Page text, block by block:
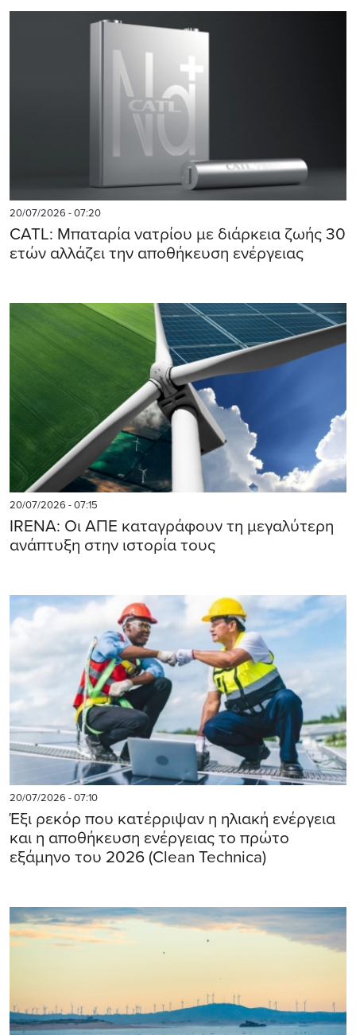
20/07/2026 - 07:20
CATL: Μπαταρία νατρίου με διάρκεια ζωής 30
ετών αλλάζει την αποθήκευση ενέργειας
20/07/2026 - 07:15
IRENA: Οι ΑΠΕ καταγράφουν τη μεγαλύτερη
ανάπτυξη στην ιστορία τους
20/07/2026 - 07:10
Έξι ρεκόρ που κατέρριψαν η ηλιακή ενέργεια
και η αποθήκευση ενέργειας το πρώτο
εξάμηνο του 2026 (Clean Technica)